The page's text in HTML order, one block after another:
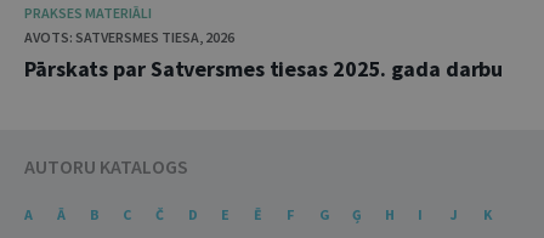
PRAKSES MATERIĀLI
AVOTS: SATVERSMES TIESA, 2026
Pārskats par Satversmes tiesas 2025. gada darbu
AUTORU KATALOGS
A Ā B C Č D E Ē F G Ģ H I J
K